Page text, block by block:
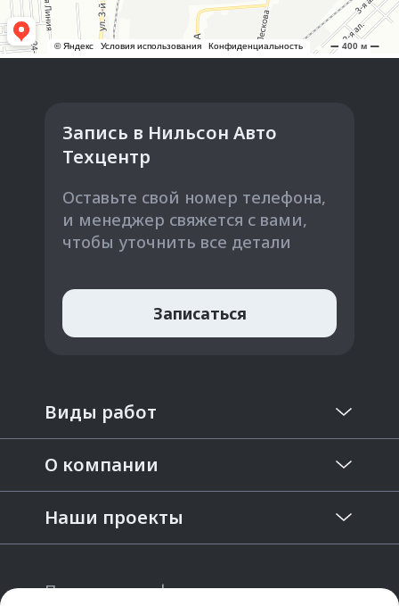
Запись в Нильсон Авто
Техцентр
Оставьте свой номер телефона,
и менеджер свяжется с вами,
чтобы уточнить все детали
Записаться
Виды работ
О компании
Наши проекты
Политика конфиденциальности